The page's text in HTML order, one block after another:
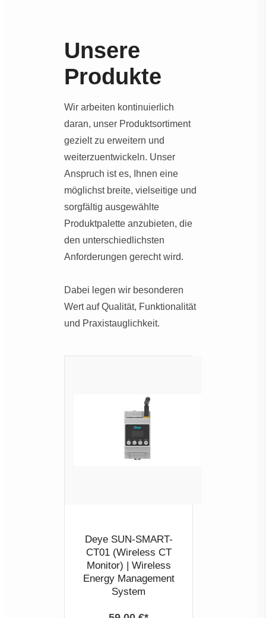
Unsere
Produkte
Wir arbeiten kontinuierlich
daran, unser Produktsortiment
gezielt zu erweitern und
weiterzuentwickeln. Unser
Anspruch ist es, Ihnen eine
möglichst breite, vielseitige und
sorgfältig ausgewählte
Produktpalette anzubieten, die
den unterschiedlichsten
Anforderungen gerecht wird.
Dabei legen wir besonderen
Wert auf Qualität, Funktionalität
und Praxistauglichkeit.
Deye SUN-SMART-
CT01 (Wireless CT
Monitor) | Wireless
Energy Management
System